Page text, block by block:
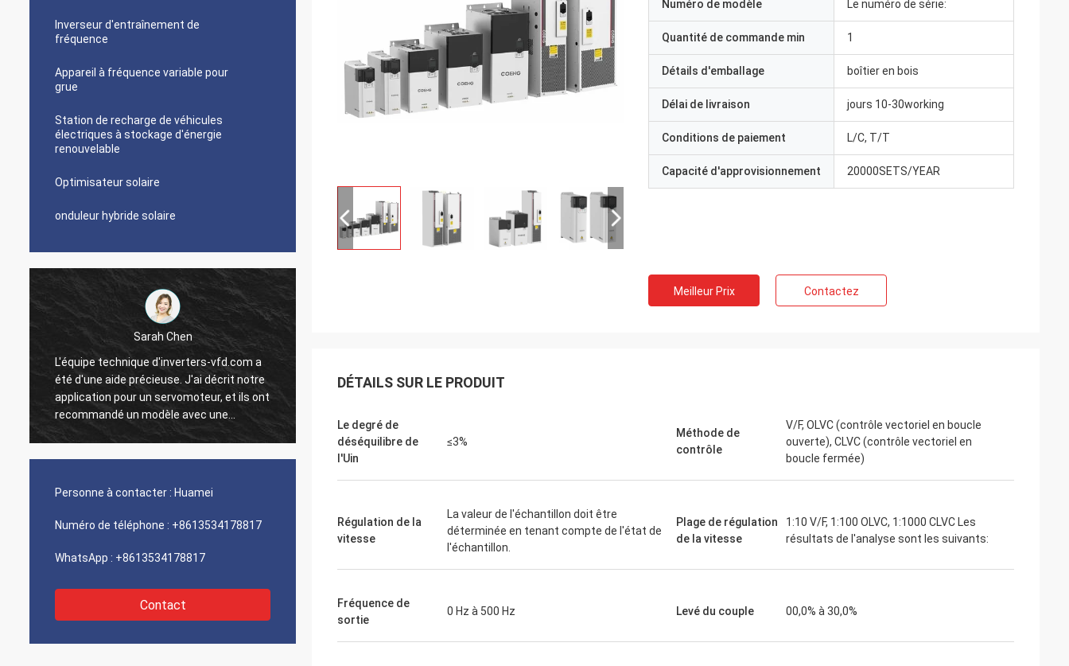
Inverseur d'entraînement de
fréquence
Appareil à fréquence variable pour
grue
Station de recharge de véhicules
électriques à stockage d'énergie
renouvelable
Optimisateur solaire
onduleur hybride solaire
Sarah Chen
L'équipe technique d'inverters-vfd.com a
été d'une aide précieuse. J'ai décrit notre
application pour un servomoteur, et ils ont
recommandé un modèle avec une
réponse dynamique supérieure.
programmables industriels (API) et
une vitesse étonnante. Depuis leur
intégration, la communication de notre
système de contrôle est plus robuste.
Nous sommes impressionnés par la
composants. Une expérience sans
problème de bout en bout.
silence et maintient un couple constant.
La qualité dépasse celle de certaines
utilisées, pour une fraction du coût.
spécialisées.
non seulement parfaitement adapté,
mais aussi plus abordable que notre
fournisseur précédent. Sa stabilité a
éliminé nos problèmes de déclenchement
partenaire fiable pour les composants
industriels.
Personne à contacter : Huamei
Numéro de téléphone : +8613534178817
WhatsApp : +8613534178817
Contact
Numéro de modèle Le numéro de série:
Quantité de commande min 1
Détails d'emballage boîtier en bois
Délai de livraison jours 10-30working
Conditions de paiement L/C, T/T
Capacité d'approvisionnement 20000SETS/YEAR
Meilleur Prix Contactez
DÉTAILS SUR LE PRODUIT
Le degré de
déséquilibre de
l'Uin
≤3%
Méthode de
contrôle
V/F, OLVC (contrôle vectoriel en boucle
ouverte), CLVC (contrôle vectoriel en
boucle fermée)
Régulation de la
vitesse
La valeur de l'échantillon doit être
déterminée en tenant compte de l'état de
l'échantillon.
Plage de régulation
de la vitesse
1:10 V/F, 1:100 OLVC, 1:1000 CLVC Les
résultats de l'analyse sont les suivants:
Fréquence de
sortie
0 Hz à 500 Hz Levé du couple 00,0% à 30,0%